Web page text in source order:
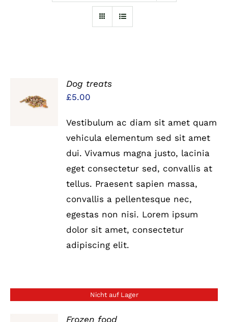
WARENKORB
/
Dog treats
£5.00
Vestibulum ac diam sit amet quam
vehicula elementum sed sit amet
dui. Vivamus magna justo, lacinia
eget consectetur sed, convallis at
tellus. Praesent sapien massa,
convallis a pellentesque nec,
egestas non nisi. Lorem ipsum
dolor sit amet, consectetur
adipiscing elit.
Nicht auf Lager
Frozen food